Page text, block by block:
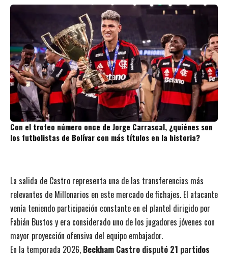
Con el trofeo número once de Jorge Carrascal, ¿quiénes son
los futbolistas de Bolívar con más títulos en la historia?
La salida de Castro representa una de las transferencias más
relevantes de Millonarios en este mercado de fichajes. El atacante
venía teniendo participación constante en el plantel dirigido por
Fabián Bustos y era considerado uno de los jugadores jóvenes con
mayor proyección ofensiva del equipo embajador.
En la temporada 2026, Beckham Castro disputó 21 partidos